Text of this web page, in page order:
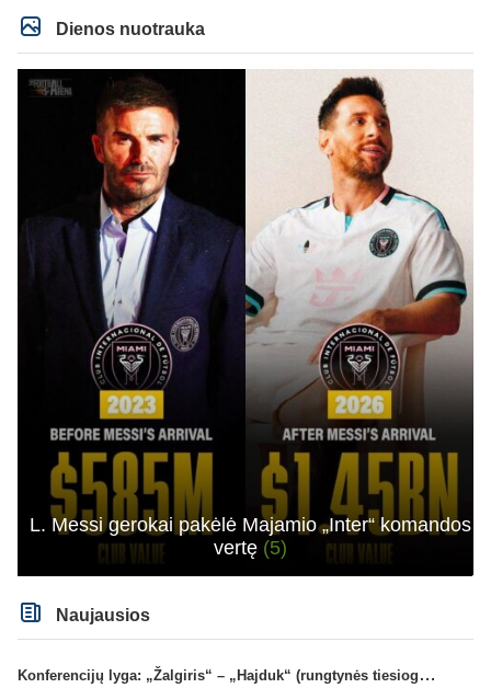
Dienos nuotrauka
L. Messi gerokai pakėlė Majamio „Inter“ komandos
vertę (5)
Naujausios
Konferencijų lyga: „Žalgiris“ – „Hajduk“ (rungtynės tiesiogiai)